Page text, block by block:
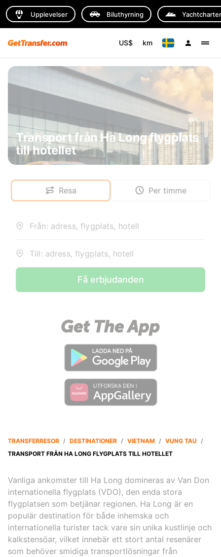
Upplevelser Biluthyrning Yachtcharter
US$ km
Transport från Ha Long flygplats
till hotellet
Resa Per timme
Från: adress, flygplats, hotell
Till: adress, flygplats, hotell
Få erbjudanden
TRANSFERRESOR / DESTINATIONER / VIETNAM / VUNG TAU /
TRANSPORT FRÅN HA LONG FLYGPLATS TILL HOTELLET
Vanliga ankomster till Ha Long domineras av Van Don
internationella flygplats (VDO), den enda stora
flygplatsen som betjänar regionen. Ha Long är en
populär destination för både inhemska och
internationella turister tack vare sin unika kustlinje och
kalkstensöar, vilket innebär ett stort antal resenärer
som behöver smidiga transportlösningar från